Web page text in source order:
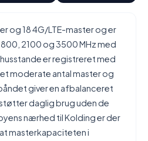
og 18 4G/LTE-master og er
2100 og 3500 MHz med
er registreret med
moderate antal master og
giver en afbalanceret
daglig brug uden de
nærhed til Kolding er der
masterkapaciteten i